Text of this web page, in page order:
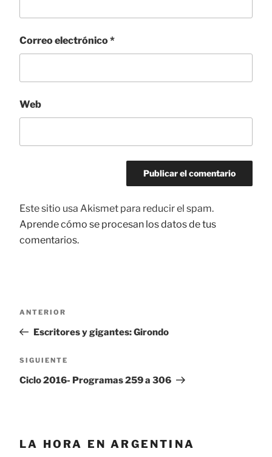
Correo electrónico*
Web
Este sitio usa Akismet para reducir el spam.
Aprende cómo se procesan los datos de tus
comentarios.
entradas
Entrada
anterior:
ANTERIOR
Escritores y gigantes: Girondo
Siguiente
entrada
SIGUIENTE
Ciclo 2016- Programas 259 a 306
LA HORA EN ARGENTINA